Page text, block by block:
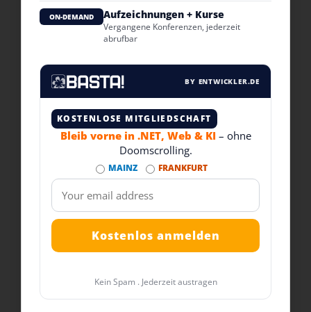
ON-DEMAND Aufzeichnungen + Kurse
Vergangene Konferenzen, jederzeit
abrufbar
BY ENTWICKLER.DE
KOSTENLOSE MITGLIEDSCHAFT
Bleib vorne in .NET, Web & KI – ohne
Doomscrolling.
MAINZ FRANKFURT
Kein Spam . Jederzeit austragen